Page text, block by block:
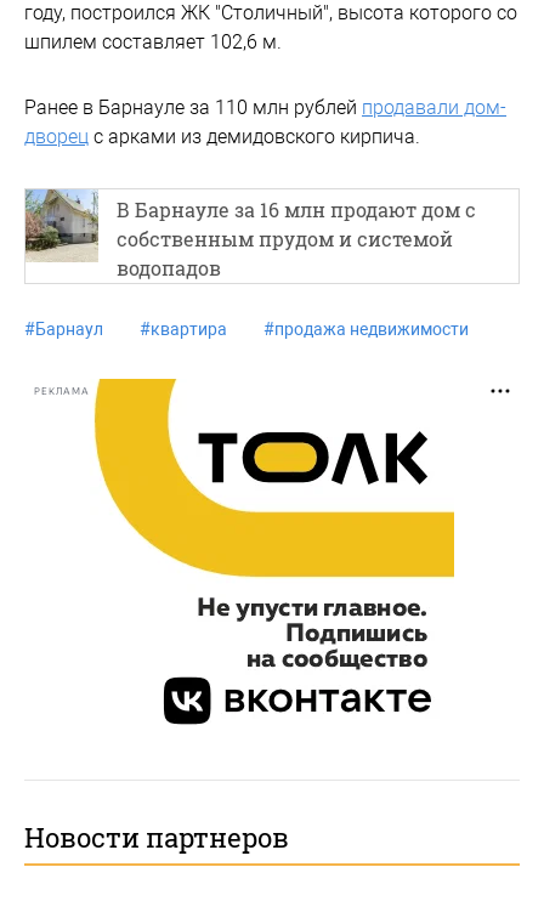
году, построился ЖК "Столичный", высота которого со
шпилем составляет 102,6 м.
Ранее в Барнауле за 110 млн рублей продавали дом-
дворец с арками из демидовского кирпича.
В Барнауле за 16 млн продают дом с
собственным прудом и системой
водопадов
#Барнаул #квартира #продажа недвижимости
РЕКЛАМА
Новости партнеров